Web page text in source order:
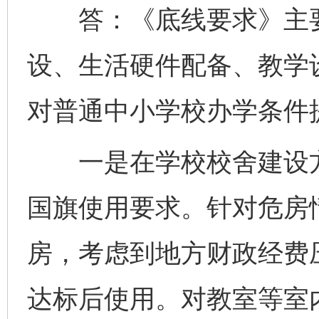
答：《底线要求》主
设、生活硬件配备、教
对普通中小学校办学条
一是在学校校舍建设
国旗使用要求。针对危
房，考虑到地方财政经
达标后使用。对教室等